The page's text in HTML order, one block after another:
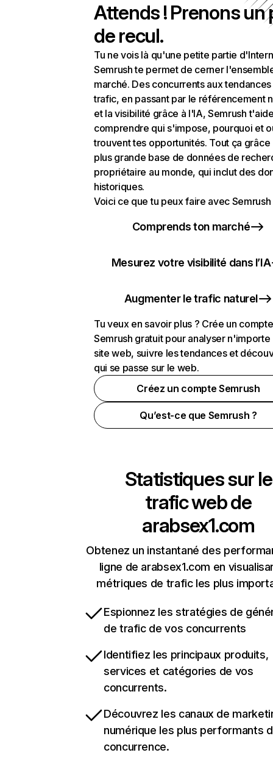
Attends ! Prenons un
de recul.
Tu ne vois là qu'une petite partie
Semrush te permet de cerner
marché. Des concurrents aux
trafic, en passant par le référencement
et la visibilité grâce à l'IA, Semrush
comprendre qui s'impose, pourquoi et
trouvent tes opportunités. Tout ça grâce
plus grande base de données de
propriétaire au monde, qui inclut des
historiques.
Voici ce que tu peux faire avec Semrush
Comprends ton marché
Mesurez votre visibilité dans l’IA
Augmenter le trafic naturel
Tu veux en savoir plus ? Crée un compte
Semrush gratuit pour analyser n'importe
site web, suivre les tendances et
qui se passe sur le web.
Créez un compte Semrush
Qu’est-ce que Semrush ?
Statistiques sur le
trafic web de
arabsex1.com
Obtenez un instantané des
ligne de arabsex1.com en
métriques de trafic les plus
Espionnez les stratégies de
de trafic de vos concurrents
Identifiez les principaux produits,
services et catégories de vos
concurrents.
Découvrez les canaux de
numérique les plus performants
concurrence.